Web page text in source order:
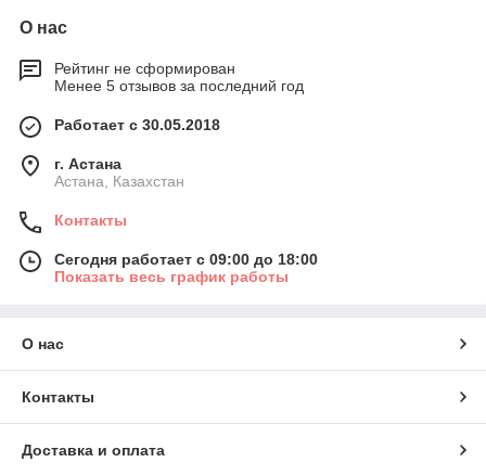
О нас
Рейтинг не сформирован
Менее 5 отзывов за последний год
Работает с 30.05.2018
г. Астана
Астана, Казахстан
Контакты
Сегодня работает с 09:00 до 18:00
Показать весь график работы
О нас
Контакты
Доставка и оплата